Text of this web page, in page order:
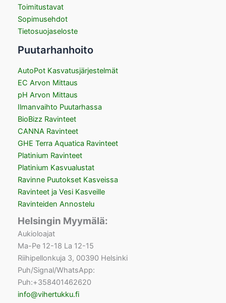
Toimitustavat
Sopimusehdot
Tietosuojaseloste
Puutarhanhoito
AutoPot Kasvatusjärjestelmät
EC Arvon Mittaus
pH Arvon Mittaus
Ilmanvaihto Puutarhassa
BioBizz Ravinteet
CANNA Ravinteet
GHE Terra Aquatica Ravinteet
Platinium Ravinteet
Platinium Kasvualustat
Ravinne Puutokset Kasveissa
Ravinteet ja Vesi Kasveille
Ravinteiden Annostelu
Helsingin Myymälä:
Aukioloajat
Ma-Pe 12-18 La 12-15
Riihipellonkuja 3, 00390 Helsinki
Puh/Signal/WhatsApp:
Puh:+358401462620
info@vihertukku.fi